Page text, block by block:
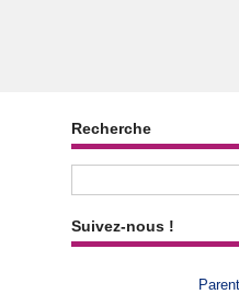
Recherche
Suivez-nous !